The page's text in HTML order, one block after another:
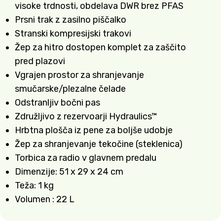
visoke trdnosti, obdelava DWR brez PFAS
Prsni trak z zasilno piščalko
Stranski kompresijski trakovi
Žep za hitro dostopen komplet za zaščito
pred plazovi
Vgrajen prostor za shranjevanje
smučarske/plezalne čelade
Odstranljiv bočni pas
Združljivo z rezervoarji Hydraulics™
Hrbtna plošča iz pene za boljše udobje
Žep za shranjevanje tekočine (steklenica)
Torbica za radio v glavnem predalu
Dimenzije: 51 x 29 x 24 cm
Teža: 1 kg
Volumen : 22 L